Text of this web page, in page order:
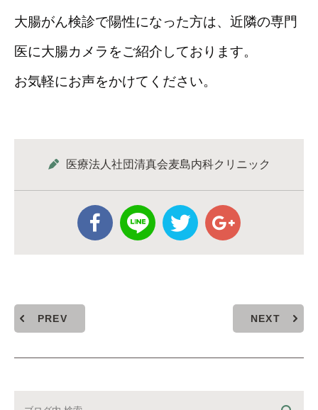
大腸がん検診で陽性になった方は、近隣の専門
医に大腸カメラをご紹介しております。
お気軽にお声をかけてください。
医療法人社団清真会麦島内科クリニック
PREV NEXT